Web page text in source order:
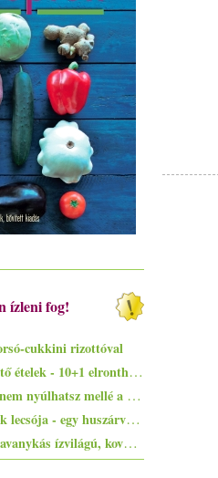
ízleni fog!
cukkini rizottóval
Egyszerűen elkészíthető ételek - 10+1 elronthatatlan recept kezdő konyhatündéreknek
Ezekkel a főételekkel nem nyúlhatsz mellé a hőségben - 5+1 kánikularecept
Pisto, azaz a spanyolok lecsója - egy huszárvágással tesszük laktatóbbá
Zsurek - a lengyelek savanykás ízvilágú, kovászos levese